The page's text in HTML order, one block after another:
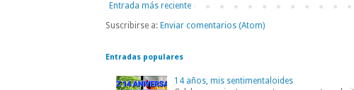
Entrada más reciente
Suscribirse a: Enviar comentarios (Atom)
Entradas populares
14 años, mis sentimentaloides